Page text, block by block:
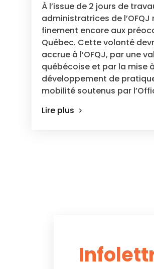
À l’issue de 2 jours de
administratrices de
finement encore aux
Québec. Cette volonté
accrue à l’OFQJ, par une
québécoise et par la mise
développement de
mobilité soutenus par
Lire plus